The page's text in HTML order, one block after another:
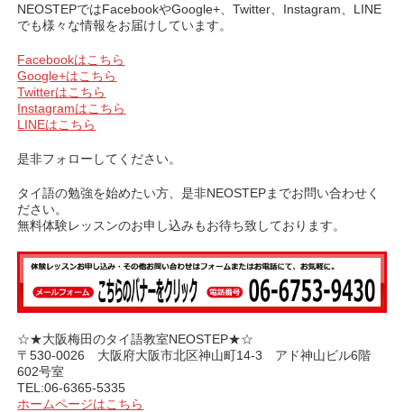
ー
NEOSTEPではFacebookやGoogle+、Twitter、Instagram、LINE
でも様々な情報をお届けしています。
Facebookはこちら
Google+はこちら
Twitterはこちら
Instagramはこちら
LINEはこちら
是非フォローしてください。
タイ語の勉強を始めたい方、是非NEOSTEPまでお問い合わせく
ださい。
無料体験レッスンのお申し込みもお待ち致しております。
☆★大阪梅田のタイ語教室NEOSTEP★☆
〒530-0026 大阪府大阪市北区神山町14-3 アド神山ビル6階
602号室
TEL:06-6365-5335
ホームページはこちら